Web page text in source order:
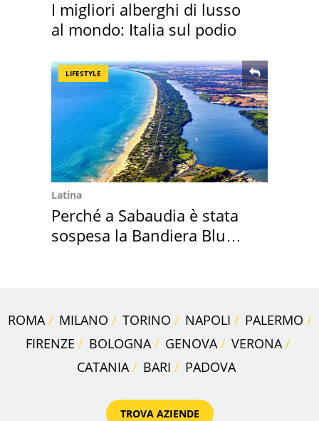
I migliori alberghi di lusso
al mondo: Italia sul podio
LIFESTYLE
Latina
Perché a Sabaudia è stata
sospesa la Bandiera Blu
ROMA MILANO TORINO NAPOLI
PALERMO
FIRENZE
BOLOGNA GENOVA
VERONA
CATANIA
BARI PADOVA
TROVA AZIENDE